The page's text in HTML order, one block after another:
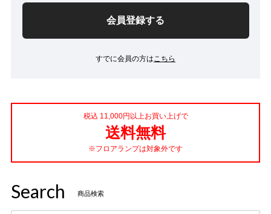
会員登録する
すでに会員の方は こちら
税込 11,000円以上お買い上げで
送料無料
※フロアランプは対象外です
Search 商品検索